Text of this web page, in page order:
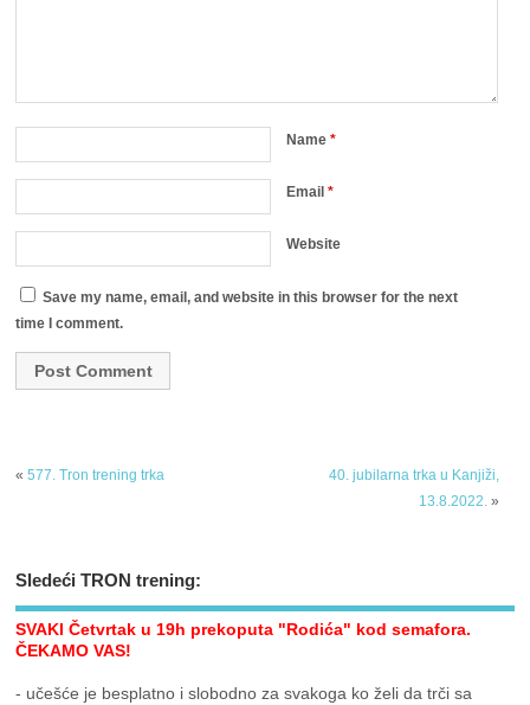
Name*
Email*
Website
Save my name, email, and website in this browser for the next
time I comment.
«577. Tron trening trka
40. jubilarna trka u Kanjiži,
13.8.2022.»
Sledeći TRON trening:
SVAKI Četvrtak u 19h prekoputa "Rodića" kod semafora.
ČEKAMO VAS!
- učešće je besplatno i slobodno za svakoga ko želi da trči sa